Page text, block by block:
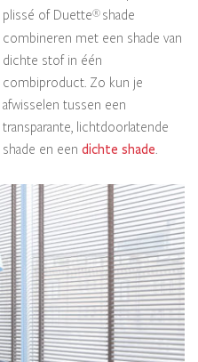
plissé of Duette® shade
combineren met een shade van
dichte stof in één
combiproduct. Zo kun je
afwisselen tussen een
transparante, lichtdoorlatende
shade en eendichte shade.